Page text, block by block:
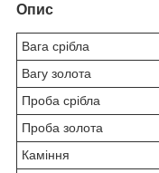
Опис
Вага срібла
Вагу золота
Проба срібла
Проба золота
Каміння